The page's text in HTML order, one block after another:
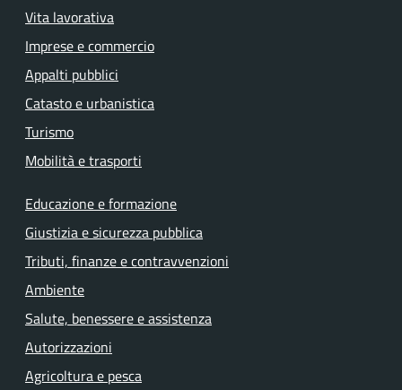
Vita lavorativa
Imprese e commercio
Appalti pubblici
Catasto e urbanistica
Turismo
Mobilità e trasporti
Educazione e formazione
Giustizia e sicurezza pubblica
Tributi, finanze e contravvenzioni
Ambiente
Salute, benessere e assistenza
Autorizzazioni
Agricoltura e pesca